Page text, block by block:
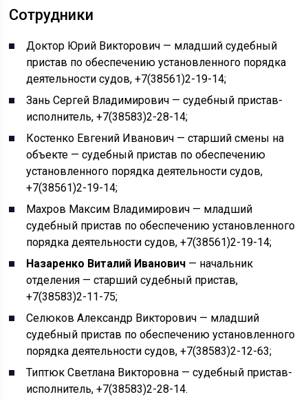
Сотрудники
Доктор Юрий Викторович — младший судебный
пристав по обеспечению установленного порядка
деятельности судов, +7(38561)2-19-14;
Зань Сергей Владимирович — судебный пристав-
исполнитель, +7(38583)2-28-14;
Костенко Евгений Иванович — старший смены на
объекте — судебный пристав по обеспечению
установленного порядка деятельности судов,
+7(38561)2-19-14;
Махров Максим Владимирович — младший
судебный пристав по обеспечению установленного
порядка деятельности судов, +7(38561)2-19-14;
Назаренко Виталий Иванович — начальник
отделения — старший судебный пристав,
+7(38583)2-11-75;
Селюков Александр Викторович — младший
судебный пристав по обеспечению установленного
порядка деятельности судов, +7(38583)2-12-63;
Типтюк Светлана Викторовна — судебный пристав-
исполнитель, +7(38583)2-28-14.